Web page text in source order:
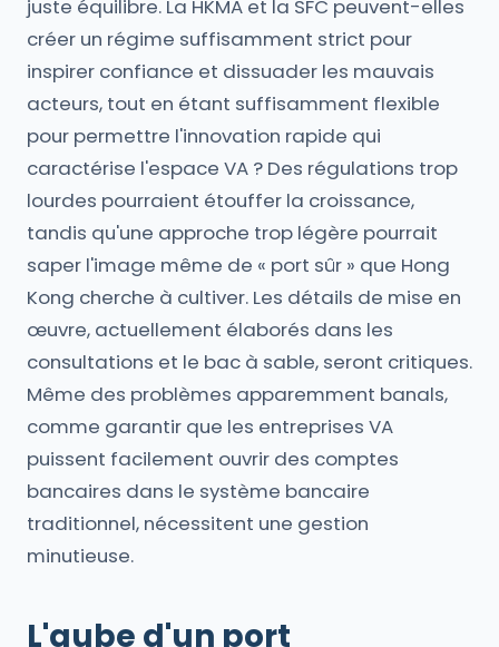
juste équilibre. La HKMA et la SFC peuvent-elles
créer un régime suffisamment strict pour
inspirer confiance et dissuader les mauvais
acteurs, tout en étant suffisamment flexible
pour permettre l'innovation rapide qui
caractérise l'espace VA ? Des régulations trop
lourdes pourraient étouffer la croissance,
tandis qu'une approche trop légère pourrait
saper l'image même de « port sûr » que Hong
Kong cherche à cultiver. Les détails de mise en
œuvre, actuellement élaborés dans les
consultations et le bac à sable, seront critiques.
Même des problèmes apparemment banals,
comme garantir que les entreprises VA
puissent facilement ouvrir des comptes
bancaires dans le système bancaire
traditionnel, nécessitent une gestion
minutieuse.
L'aube d'un port